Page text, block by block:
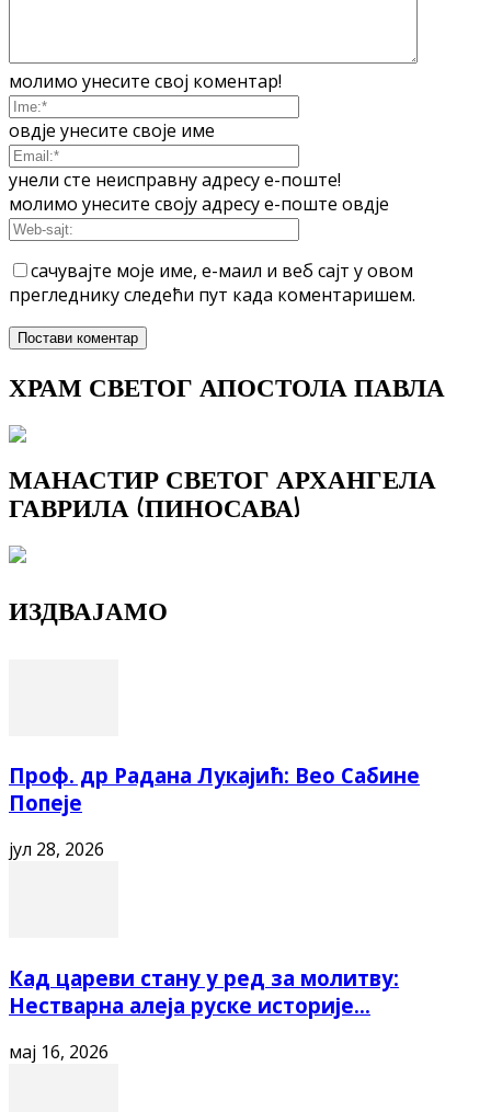
молимо унесите свој коментар!
овдје унесите своје име
унели сте неисправну адресу е-поште!
молимо унесите своју адресу е-поште овдје
сачувајте моје име, е-маил и веб сајт у овом
прегледнику следећи пут када коментаришем.
ХРАМ СВЕТОГ АПОСТОЛА ПАВЛА
МАНАСТИР СВЕТОГ АРХАНГЕЛА
ГАВРИЛА (ПИНОСАВА)
ИЗДВАЈАМО
Проф. др Радана Лукајић: Вео Сабине
Попеје
јул 28, 2026
Кад цареви стану у ред за молитву:
Нестварна алеја руске историје...
мај 16, 2026